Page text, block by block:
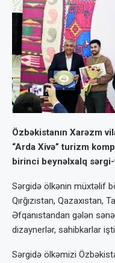
Özbəkistanın Xarəzm
“Arda Xivə” turizm
birinci beynəlxalq
Sərgidə ölkənin müxtəlif
Qırğızıstan, Qazaxıstan,
Əfqanıstandan gələn
dizaynerlər, sahibkarlar
Sərgidə ölkəmizi